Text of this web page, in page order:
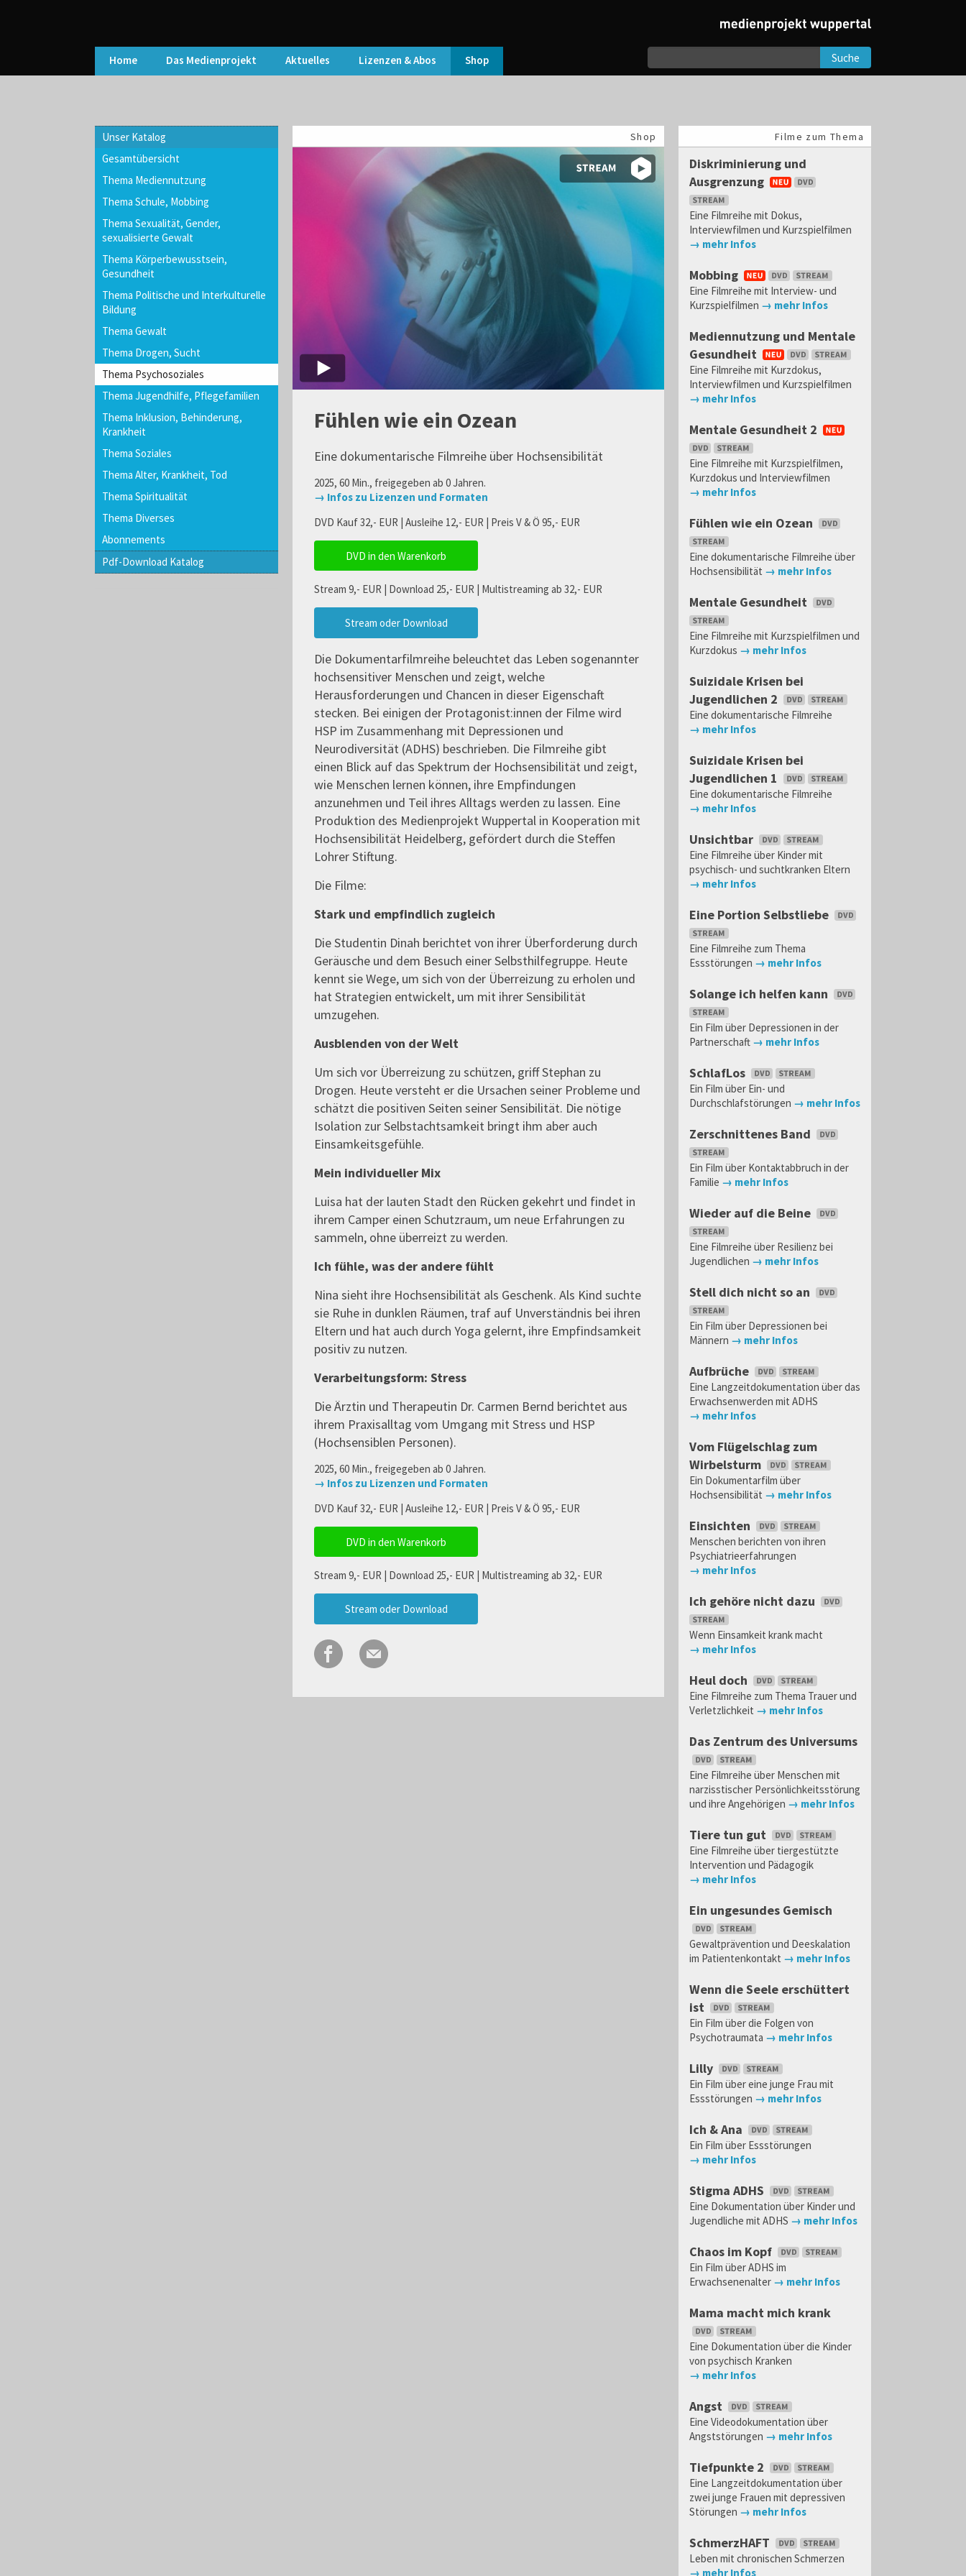
Home Das Medienprojekt Aktuelles Lizenzen & Abos Shop Suche
Shop
Fühlen wie ein Ozean
Eine dokumentarische Filmreihe über Hochsensibilität
2025, 60 Min., freigegeben ab 0 Jahren.
→ Infos zu Lizenzen und Formaten
DVD Kauf 32,- EUR | Ausleihe 12,- EUR | Preis V & Ö 95,- EUR
DVD in den Warenkorb
Stream 9,- EUR | Download 25,- EUR | Multistreaming ab 32,- EUR
Stream oder Download
Die Dokumentarfilmreihe beleuchtet das Leben sogenannter
hochsensitiver Menschen und zeigt, welche
Herausforderungen und Chancen in dieser Eigenschaft
stecken. Bei einigen der Protagonist:innen der Filme wird
HSP im Zusammenhang mit Depressionen und
Neurodiversität (ADHS) beschrieben. Die Filmreihe gibt
einen Blick auf das Spektrum der Hochsensibilität und zeigt,
wie Menschen lernen können, ihre Empfindungen
anzunehmen und Teil ihres Alltags werden zu lassen. Eine
Produktion des Medienprojekt Wuppertal in Kooperation mit
Hochsensibilität Heidelberg, gefördert durch die Steffen
Lohrer Stiftung.
Die Filme:
Stark und empfindlich zugleich
Die Studentin Dinah berichtet von ihrer Überforderung durch
Geräusche und dem Besuch einer Selbsthilfegruppe. Heute
kennt sie Wege, um sich von der Überreizung zu erholen und
hat Strategien entwickelt, um mit ihrer Sensibilität
umzugehen.
Ausblenden von der Welt
Um sich vor Überreizung zu schützen, griff Stephan zu
Drogen. Heute versteht er die Ursachen seiner Probleme und
schätzt die positiven Seiten seiner Sensibilität. Die nötige
Isolation zur Selbstachtsamkeit bringt ihm aber auch
Einsamkeitsgefühle.
Mein individueller Mix
Luisa hat der lauten Stadt den Rücken gekehrt und findet in
ihrem Camper einen Schutzraum, um neue Erfahrungen zu
sammeln, ohne überreizt zu werden.
Ich fühle, was der andere fühlt
Nina sieht ihre Hochsensibilität als Geschenk. Als Kind suchte
sie Ruhe in dunklen Räumen, traf auf Unverständnis bei ihren
Eltern und hat auch durch Yoga gelernt, ihre Empfindsamkeit
positiv zu nutzen.
Verarbeitungsform: Stress
Die Ärztin und Therapeutin Dr. Carmen Bernd berichtet aus
ihrem Praxisalltag vom Umgang mit Stress und HSP
(Hochsensiblen Personen).
2025, 60 Min., freigegeben ab 0 Jahren.
→ Infos zu Lizenzen und Formaten
DVD Kauf 32,- EUR | Ausleihe 12,- EUR | Preis V & Ö 95,- EUR
DVD in den Warenkorb
Stream 9,- EUR | Download 25,- EUR | Multistreaming ab 32,- EUR
Stream oder Download
Filme zum Thema
Diskriminierung und
Ausgrenzung
Eine Filmreihe mit Dokus,
Interviewfilmen und Kurzspielfilmen
→ mehr Infos
Mobbing
Eine Filmreihe mit Interview- und
Kurzspielfilmen → mehr Infos
Mediennutzung und Mentale
Gesundheit
Eine Filmreihe mit Kurzdokus,
Interviewfilmen und Kurzspielfilmen
→ mehr Infos
Mentale Gesundheit 2
Eine Filmreihe mit Kurzspielfilmen,
Kurzdokus und Interviewfilmen
→ mehr Infos
Fühlen wie ein Ozean
Eine dokumentarische Filmreihe über
Hochsensibilität → mehr Infos
Mentale Gesundheit
Eine Filmreihe mit Kurzspielfilmen und
Kurzdokus → mehr Infos
Suizidale Krisen bei
Jugendlichen 2
Eine dokumentarische Filmreihe
→ mehr Infos
Suizidale Krisen bei
Jugendlichen 1
Eine dokumentarische Filmreihe
→ mehr Infos
Unsichtbar
Eine Filmreihe über Kinder mit
psychisch- und suchtkranken Eltern
→ mehr Infos
Eine Portion Selbstliebe
Eine Filmreihe zum Thema
Essstörungen → mehr Infos
Solange ich helfen kann
Ein Film über Depressionen in der
Partnerschaft → mehr Infos
SchlafLos
Ein Film über Ein- und
Durchschlafstörungen → mehr Infos
Zerschnittenes Band
Ein Film über Kontaktabbruch in der
Familie → mehr Infos
Wieder auf die Beine
Eine Filmreihe über Resilienz bei
Jugendlichen → mehr Infos
Stell dich nicht so an
Ein Film über Depressionen bei
Männern → mehr Infos
Aufbrüche
Eine Langzeitdokumentation über das
Erwachsenwerden mit ADHS
→ mehr Infos
Vom Flügelschlag zum
Wirbelsturm
Ein Dokumentarfilm über
Hochsensibilität → mehr Infos
Einsichten
Menschen berichten von ihren
Psychiatrieerfahrungen
→ mehr Infos
Ich gehöre nicht dazu
Wenn Einsamkeit krank macht
→ mehr Infos
Heul doch
Eine Filmreihe zum Thema Trauer und
Verletzlichkeit → mehr Infos
Das Zentrum des Universums
Eine Filmreihe über Menschen mit
narzisstischer Persönlichkeitsstörung
und ihre Angehörigen → mehr Infos
Tiere tun gut
Eine Filmreihe über tiergestützte
Intervention und Pädagogik
→ mehr Infos
Ein ungesundes Gemisch
Gewaltprävention und Deeskalation
im Patientenkontakt → mehr Infos
Wenn die Seele erschüttert
ist
Ein Film über die Folgen von
Psychotraumata → mehr Infos
Lilly
Ein Film über eine junge Frau mit
Essstörungen → mehr Infos
Ich & Ana
Ein Film über Essstörungen
→ mehr Infos
Stigma ADHS
Eine Dokumentation über Kinder und
Jugendliche mit ADHS → mehr Infos
Chaos im Kopf
Ein Film über ADHS im
Erwachsenenalter → mehr Infos
Mama macht mich krank
Eine Dokumentation über die Kinder
von psychisch Kranken
→ mehr Infos
Angst
Eine Videodokumentation über
Angststörungen → mehr Infos
Tiefpunkte 2
Eine Langzeitdokumentation über
zwei junge Frauen mit depressiven
Störungen → mehr Infos
SchmerzHAFT
Leben mit chronischen Schmerzen
→ mehr Infos
Unser Katalog
Gesamtübersicht
Thema Mediennutzung
Thema Schule, Mobbing
Thema Sexualität, Gender,
sexualisierte Gewalt
Thema Körperbewusstsein,
Gesundheit
Thema Politische und Interkulturelle
Bildung
Thema Gewalt
Thema Drogen, Sucht
Thema Psychosoziales
Thema Jugendhilfe, Pflegefamilien
Thema Inklusion, Behinderung,
Krankheit
Thema Soziales
Thema Alter, Krankheit, Tod
Thema Spiritualität
Thema Diverses
Abonnements
Pdf-Download Katalog